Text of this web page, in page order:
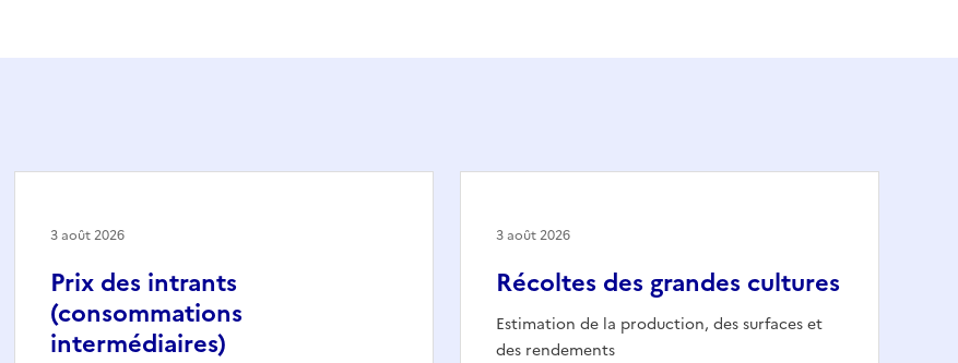
Prix des intrants
(consommations
intermédiaires)
3 août 2026
Récoltes des grandes cultures
Estimation de la production, des surfaces et
des rendements
3 août 2026